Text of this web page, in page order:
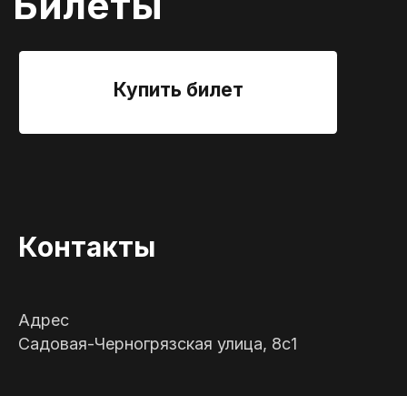
Контакты
Адрес
Садовая-Черногрязская улица, 8с1